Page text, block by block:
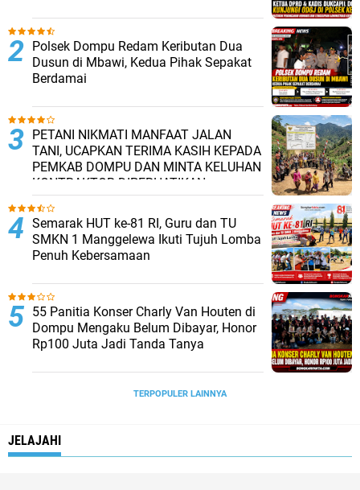
Polsek Dompu Redam Keributan Dua
Dusun di Mbawi, Kedua Pihak Sepakat
Berdamai
PETANI NIKMATI MANFAAT JALAN
TANI, UCAPKAN TERIMA KASIH KEPADA
PEMKAB DOMPU DAN MINTA KELUHAN
KONTRAKTOR DIPERHATIKAN.
Semarak HUT ke-81 RI, Guru dan TU
SMKN 1 Manggelewa Ikuti Tujuh Lomba
Penuh Kebersamaan
55 Panitia Konser Charly Van Houten di
Dompu Mengaku Belum Dibayar, Honor
Rp100 Juta Jadi Tanda Tanya
TERPOPULER LAINNYA
JELAJAHI